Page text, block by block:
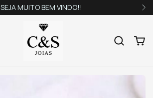
SEJA MUITO BEM VINDO!!